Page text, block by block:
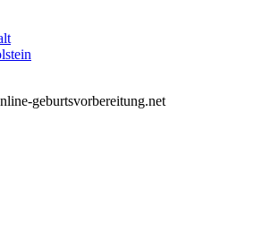
geburtsvorbereitung.net